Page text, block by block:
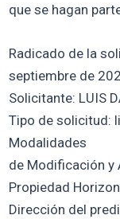
que se hagan
Radicado de la
septiembre de
Solicitante: LUIS
Tipo de solicitud:
Modalidades
de Modificación y
Propiedad
Dirección del